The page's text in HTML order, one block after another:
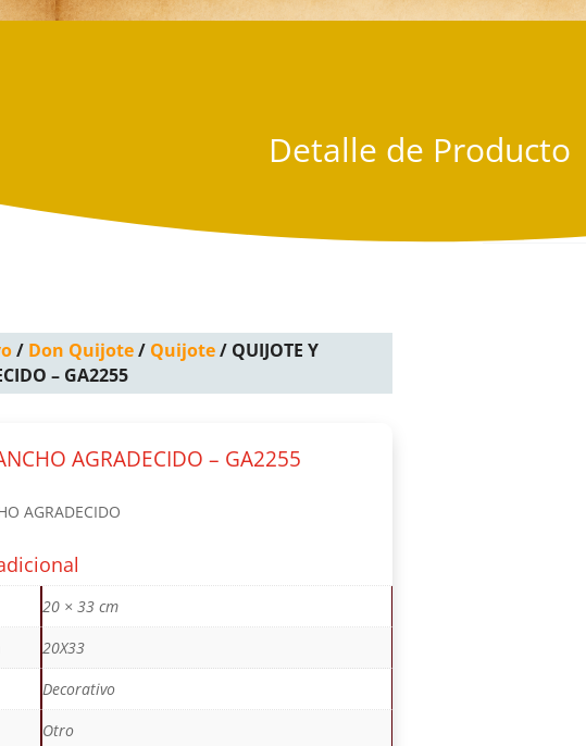
Detalle de Producto
/ Don Quijote/ Quijote/ QUIJOTE Y
– GA2255
AGRADECIDO – GA2255
AGRADECIDO
20 × 33 cm
20X33
Decorativo
Otro